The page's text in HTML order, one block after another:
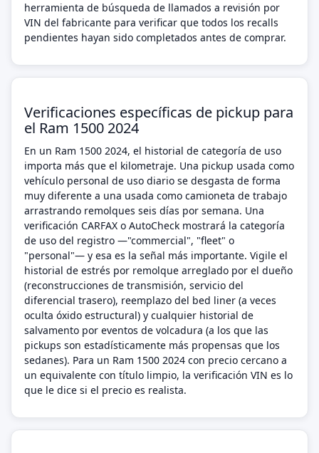
herramienta de búsqueda de llamados a revisión por
VIN del fabricante para verificar que todos los recalls
pendientes hayan sido completados antes de comprar.
Verificaciones específicas de pickup para
el Ram 1500 2024
En un Ram 1500 2024, el historial de categoría de uso
importa más que el kilometraje. Una pickup usada como
vehículo personal de uso diario se desgasta de forma
muy diferente a una usada como camioneta de trabajo
arrastrando remolques seis días por semana. Una
verificación CARFAX o AutoCheck mostrará la categoría
de uso del registro —"commercial", "fleet" o
"personal"— y esa es la señal más importante. Vigile el
historial de estrés por remolque arreglado por el dueño
(reconstrucciones de transmisión, servicio del
diferencial trasero), reemplazo del bed liner (a veces
oculta óxido estructural) y cualquier historial de
salvamento por eventos de volcadura (a los que las
pickups son estadísticamente más propensas que los
sedanes). Para un Ram 1500 2024 con precio cercano a
un equivalente con título limpio, la verificación VIN es lo
que le dice si el precio es realista.